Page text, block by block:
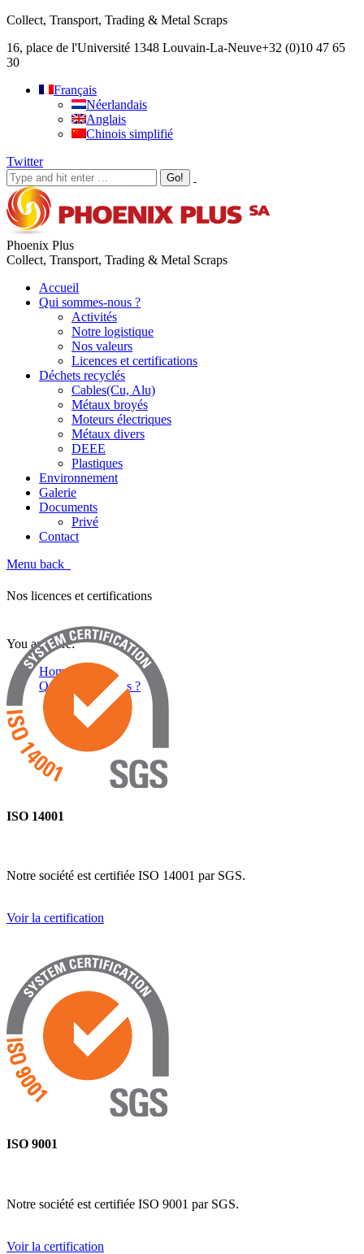
Collect, Transport, Trading & Metal Scraps
16, place de l'Université 1348 Louvain-La-Neuve+32 (0)10 47 65
30
Français
Néerlandais
Anglais
Chinois simplifié
Twitter
Phoenix Plus
Collect, Transport, Trading & Metal Scraps
Accueil
Qui sommes-nous ?
Activités
Notre logistique
Nos valeurs
Licences et certifications
Déchets recyclés
Cables(Cu, Alu)
Métaux broyés
Moteurs électriques
Métaux divers
DEEE
Plastiques
Environnement
Galerie
Documents
Privé
Contact
Menu back
Licences et certifications
You are here:
Home
Qui sommes-nous ?
Licences et certifications
Nos licences et certifications
ISO 14001
Notre société est certifiée ISO 14001 par SGS.
Voir la certification
ISO 9001
Notre société est certifiée ISO 9001 par SGS.
Voir la certification